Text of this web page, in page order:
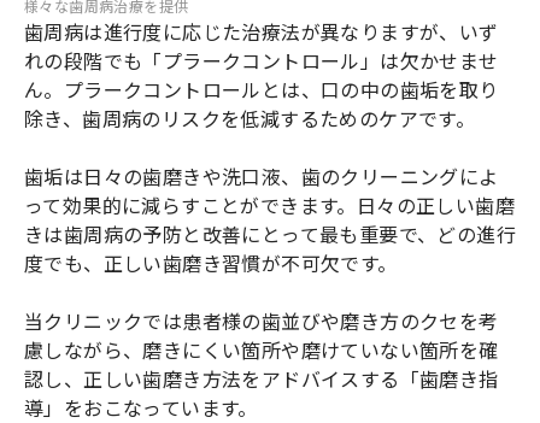
様々な歯周病治療を提供
歯周病は進行度に応じた治療法が異なりますが、いず
れの段階でも「プラークコントロール」は欠かせませ
ん。プラークコントロールとは、口の中の歯垢を取り
除き、歯周病のリスクを低減するためのケアです。
歯垢は日々の歯磨きや洗口液、歯のクリーニングによ
って効果的に減らすことができます。日々の正しい歯磨
きは歯周病の予防と改善にとって最も重要で、どの進行
度でも、正しい歯磨き習慣が不可欠です。
当クリニックでは患者様の歯並びや磨き方のクセを考
慮しながら、磨きにくい箇所や磨けていない箇所を確
認し、正しい歯磨き方法をアドバイスする「歯磨き指
導」をおこなっています。